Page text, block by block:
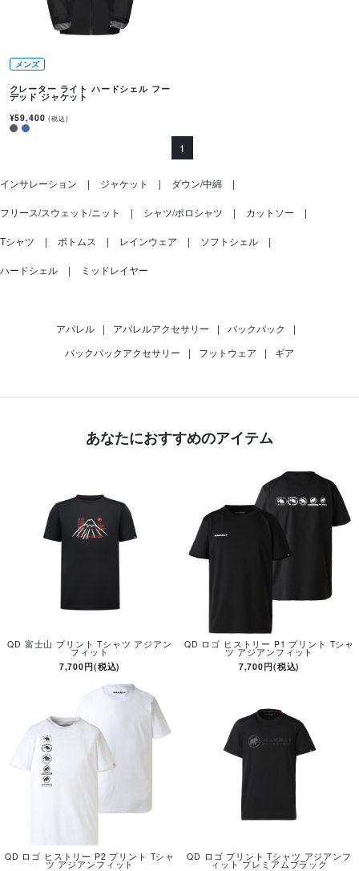
メンズ
クレーター ライト ハードシェル フー
デッド ジャケット
¥59,400(税込)
1
インサレーション ジャケット ダウン/中綿
フリース/スウェット/ニット シャツ/ポロシャツ カットソー
Tシャツ ボトムス レインウェア ソフトシェル
ハードシェル ミッドレイヤー
アパレル | アパレルアクセサリー | バックパック
|
バックパックアクセサリー
| フットウェア | ギア
あなたにおすすめのアイテム
QD 富士山 プリント Tシャツ アジアン
フィット
7,700円(税込)
QD ロゴ ヒストリー P1 プリント Tシャ
ツ アジアンフィット
7,700円(税込)
QD ロゴ ヒストリー P2 プリント Tシャ
ツ アジアンフィット
QD ロゴ プリント Tシャツ アジアンフ
ィット プレミアムブラック